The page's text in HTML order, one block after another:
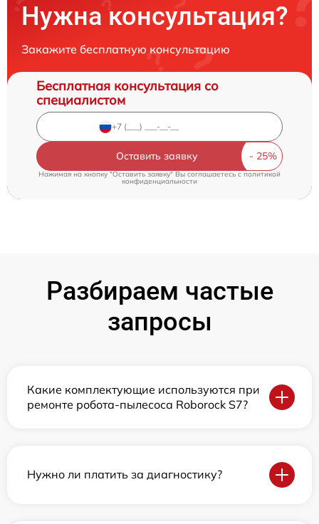
Нужна консультация?
Закажите бесплатную консультацию
Бесплатная консультация со
специалистом
Оставить заявку
Нажимая на кнопку "Оставить заявку" Вы соглашаетесь cполитикой
конфиденциальности
Разбираем частые
запросы
Какие комплектующие используются при
ремонте робота-пылесоса Roborock S7?
Нужно ли платить за диагностику?